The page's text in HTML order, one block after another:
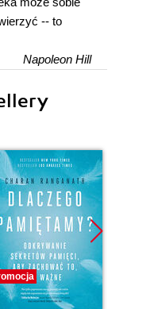
-- to
Napoleon Hill